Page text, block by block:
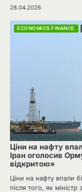
28.04.2026
ECONOMICS FINANCE
Ціни на нафту
Іран оголосив
відкритою»
Ціни на нафту впали
після того, як